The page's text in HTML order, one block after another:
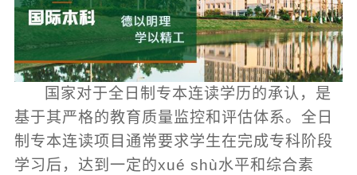
国家对于全日制专本连读学历的承认，是
基于其严格的教育质量监控和评估体系。全日
制专本连读项目通常要求学生在完成专科阶段
学习后，达到一定的xué shù水平和综合素